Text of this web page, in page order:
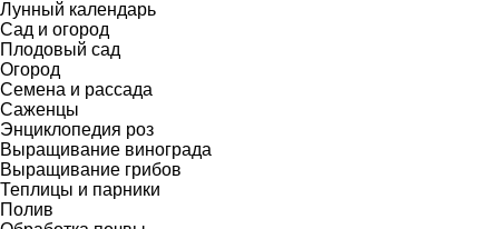
Лунный календарь
Сад и огород
Плодовый сад
Огород
Семена и рассада
Саженцы
Энциклопедия роз
Выращивание винограда
Выращивание грибов
Теплицы и парники
Полив